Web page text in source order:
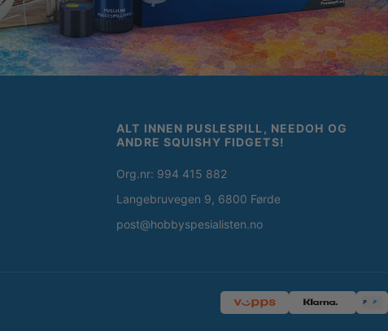
ALT INNEN PUSLESPILL, NEEDOH OG
ANDRE SQUISHY FIDGETS!
Org.nr: 994 415 882
Langebruvegen 9, 6800 Førde
post@hobbyspesialisten.no